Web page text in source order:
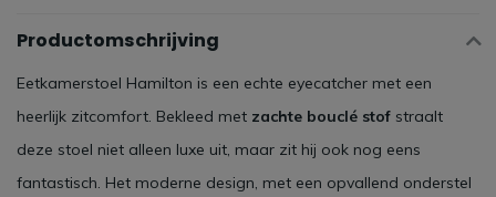
Productomschrijving
Eetkamerstoel Hamilton is een echte eyecatcher met een
heerlijk zitcomfort. Bekleed met zachte bouclé stof straalt
deze stoel niet alleen luxe uit, maar zit hij ook nog eens
fantastisch. Het moderne design, met een opvallend onderstel